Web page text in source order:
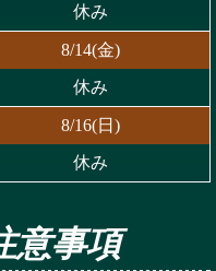
休み
8/14(金)
休み
8/16(日)
休み
意事項